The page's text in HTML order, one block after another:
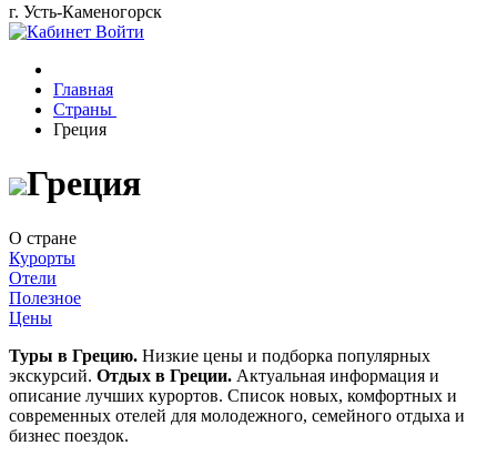
г. Усть-Каменогорск
Войти
Главная
Страны
Греция
Греция
О стране
Курорты
Отели
Полезное
Цены
Туры в Грецию. Низкие цены и подборка популярных
экскурсий. Отдых в Греции. Актуальная информация и
описание лучших курортов. Список новых, комфортных и
современных отелей для молодежного, семейного отдыха и
бизнес поездок.